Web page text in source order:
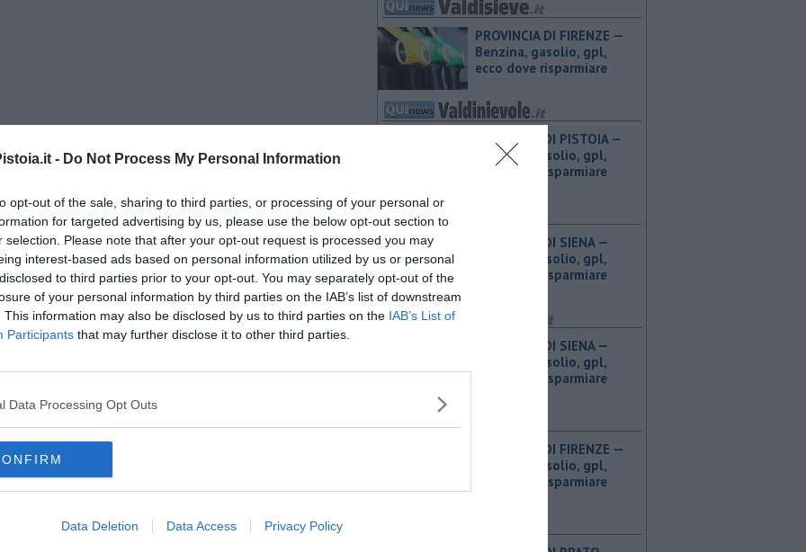
- Do Not Process My Personal Information
opt-out of the sale, sharing to third parties, or processing of your personal or
for targeted advertising by us, please use the below opt-out section to
selection. Please note that after your opt-out request is processed you may
interest-based ads based on personal information utilized by us or personal
to third parties prior to your opt-out. You may separately opt-out of the
of your personal information by third parties on the IAB’s list of downstream
This information may also be disclosed by us to third parties on the IAB’s List of
Participants that may further disclose it to other third parties.
Data Processing Opt Outs
Data Deletion Data Access Privacy Policy
PROVINCIA DI FIRENZE — ​
Benzina, gasolio, gpl,
ecco dove risparmiare
PROVINCIA DI PISTOIA — ​
Benzina, gasolio, gpl,
ecco dove risparmiare
PROVINCIA DI SIENA — ​
Benzina, gasolio, gpl,
ecco dove risparmiare
PROVINCIA DI SIENA — ​
Benzina, gasolio, gpl,
ecco dove risparmiare
PROVINCIA DI FIRENZE — ​
Benzina, gasolio, gpl,
ecco dove risparmiare